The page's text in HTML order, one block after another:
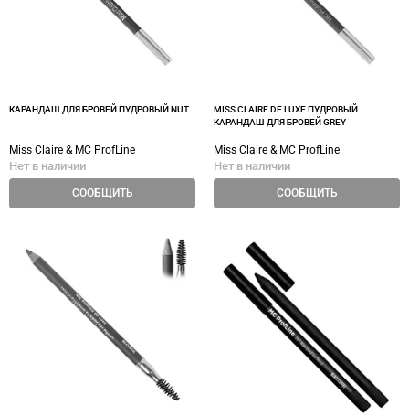
КАРАНДАШ ДЛЯ БРОВЕЙ ПУДРОВЫЙ NUT
Miss Claire & MC ProfLine
Нет в наличии
СООБЩИТЬ
MISS CLAIRE DE LUXE ПУДРОВЫЙ
КАРАНДАШ ДЛЯ БРОВЕЙ GREY
Miss Claire & MC ProfLine
Нет в наличии
СООБЩИТЬ